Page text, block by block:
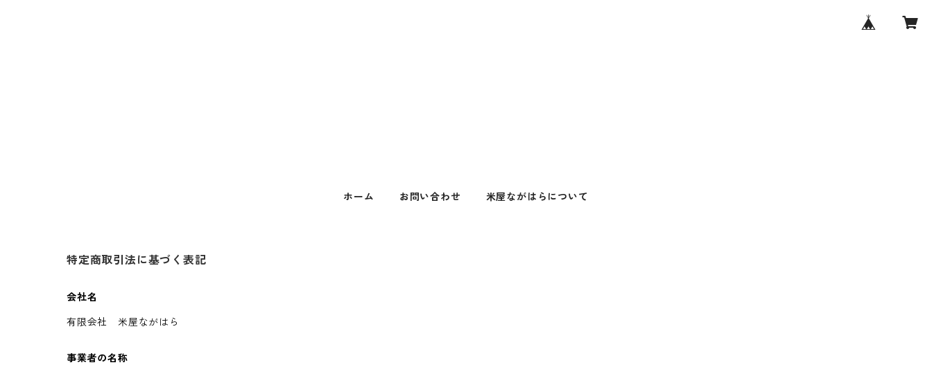
ホーム お問い合わせ 米屋ながはらについて
特定商取引法に基づく表記
会社名
有限会社 米屋ながはら
事業者の名称